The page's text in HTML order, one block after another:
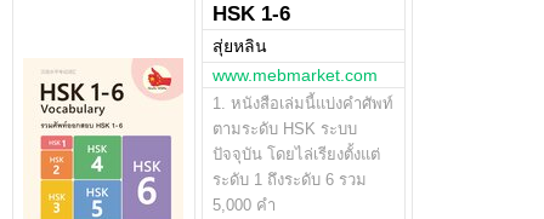
HSK 1-6
สุ่ยหลิน
www.mebmarket.com
1. หนังสือเล่มนี้แบ่งคำศัพท์
ตามระดับ HSK ระบบ
ปัจจุบัน โดยไล่เรียงตั้งแต่
ระดับ 1 ถึงระดับ 6 รวม
5,000 คำ